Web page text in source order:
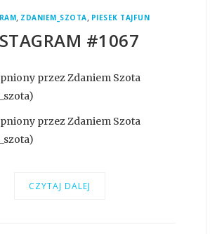
, ZDANIEM_SZOTA, PIESEK TAJFUN
#1067
przez Zdaniem Szota
przez Zdaniem Szota
CZYTAJ DALEJ